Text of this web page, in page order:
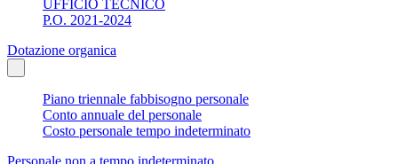
UFFICIO TECNICO
P.O. 2021-2024
Dotazione organica
Piano triennale fabbisogno personale
Conto annuale del personale
Costo personale tempo indeterminato
Personale non a tempo indeterminato